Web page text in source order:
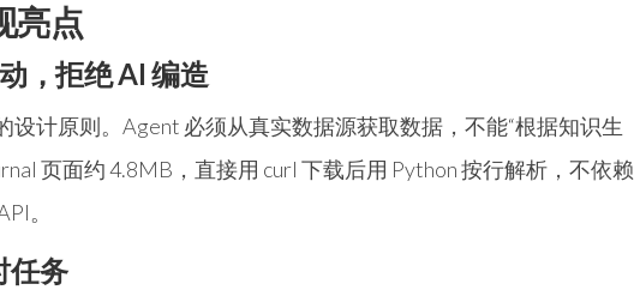
亮点
，拒绝 AI 编造
设计原则。Agent 必须从真实数据源获取数据，不能“根据知识生
页面约 4.8MB，直接用 curl 下载后用 Python 按行解析，不依赖
。
任务